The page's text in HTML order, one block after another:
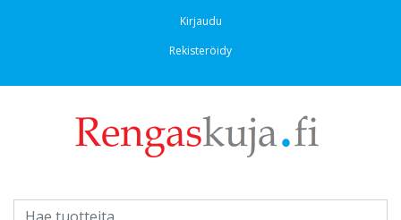
Kirjaudu
Rekisteröidy